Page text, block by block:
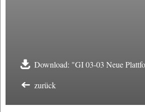
Download: "GI 03-03 Neue
zurück